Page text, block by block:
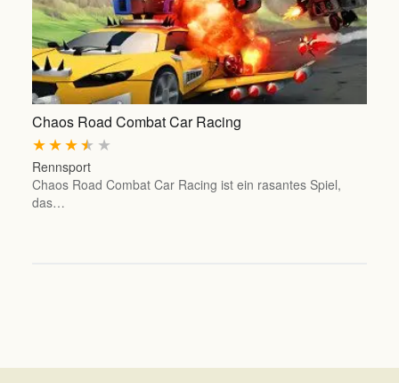
Chaos Road Combat Car Racing
★
★
★
★
★
Rennsport
Chaos Road Combat Car Racing ist ein rasantes Spiel,
das…